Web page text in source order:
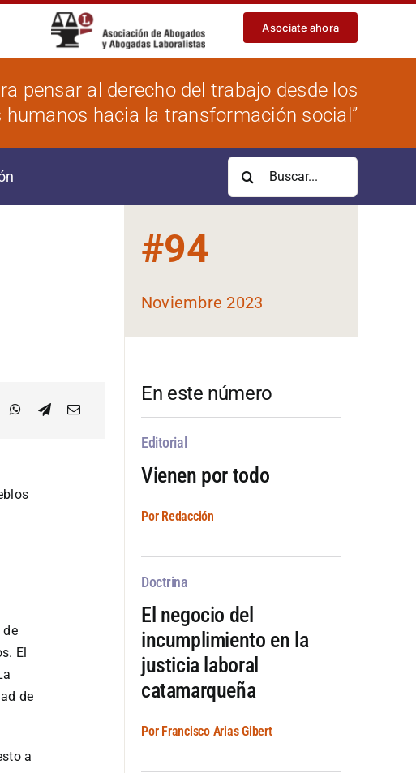
Asociate ahora
pensar al derecho del trabajo desde los
humanos hacia la transformación social”
Buscar:
de
El
de
a
#94
Noviembre 2023
En este número
Editorial
Vienen por todo
Por Redacción
Doctrina
El negocio del
incumplimiento en la
justicia laboral
catamarqueña
Por Francisco Arias Gibert